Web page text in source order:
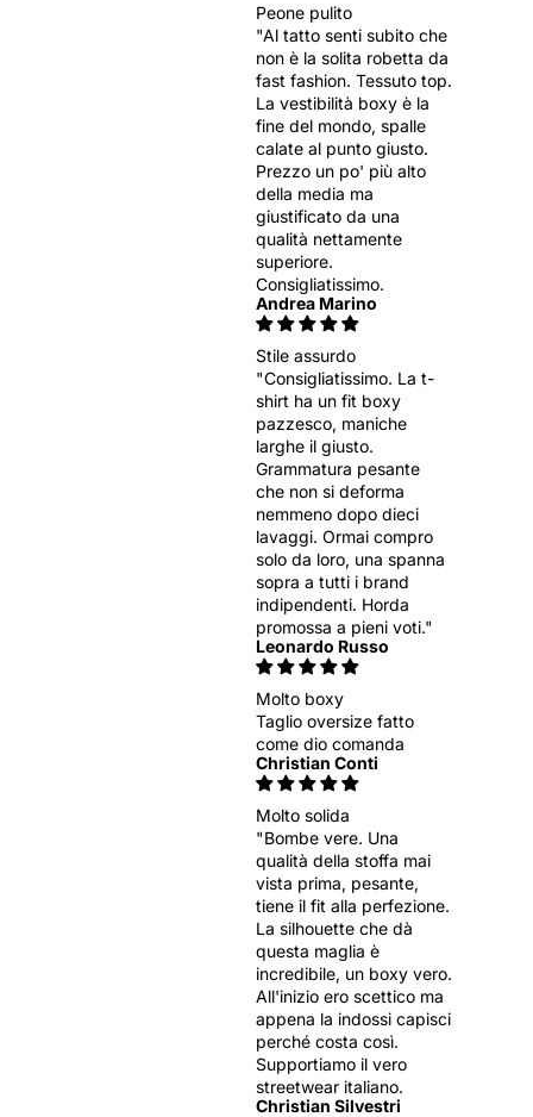
Peone pulito
"Al tatto senti subito che
non è la solita robetta da
fast fashion. Tessuto top.
La vestibilità boxy è la
fine del mondo, spalle
calate al punto giusto.
Prezzo un po' più alto
della media ma
giustificato da una
qualità nettamente
superiore.
Consigliatissimo.
Andrea Marino
Stile assurdo
"Consigliatissimo. La t-
shirt ha un fit boxy
pazzesco, maniche
larghe il giusto.
Grammatura pesante
che non si deforma
nemmeno dopo dieci
lavaggi. Ormai compro
solo da loro, una spanna
sopra a tutti i brand
indipendenti. Horda
promossa a pieni voti."
Leonardo Russo
Molto boxy
Taglio oversize fatto
come dio comanda
Christian Conti
Molto solida
"Bombe vere. Una
qualità della stoffa mai
vista prima, pesante,
tiene il fit alla perfezione.
La silhouette che dà
questa maglia è
incredibile, un boxy vero.
All'inizio ero scettico ma
appena la indossi capisci
perché costa così.
Supportiamo il vero
streetwear italiano.
Christian Silvestri